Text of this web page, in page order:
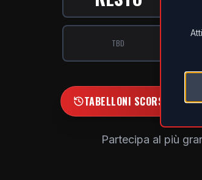
TBD
TABELLONI SCORSE
Partecipa al più